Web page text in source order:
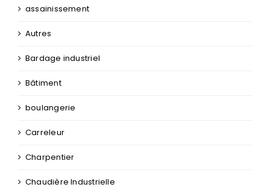
assainissement
Autres
Bardage industriel
Bâtiment
boulangerie
Carreleur
Charpentier
Chaudière Industrielle